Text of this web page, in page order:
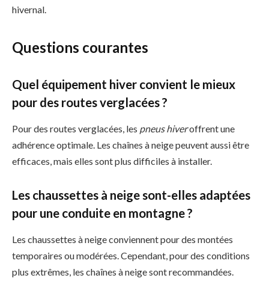
hivernal.
Questions courantes
Quel équipement hiver convient le mieux
pour des routes verglacées ?
Pour des routes verglacées, les pneus hiveroffrent une
adhérence optimale. Les chaînes à neige peuvent aussi être
efficaces, mais elles sont plus difficiles à installer.
Les chaussettes à neige sont-elles adaptées
pour une conduite en montagne ?
Les chaussettes à neige conviennent pour des montées
temporaires ou modérées. Cependant, pour des conditions
plus extrêmes, les chaînes à neige sont recommandées.